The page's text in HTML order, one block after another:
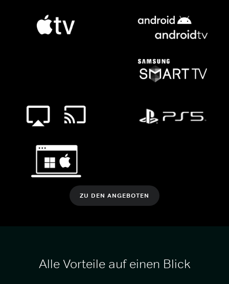
ZU DEN ANGEBOTEN
Alle Vorteile auf einen Blick